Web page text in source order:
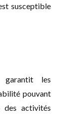
susceptible
garantit les
pouvant
des activités